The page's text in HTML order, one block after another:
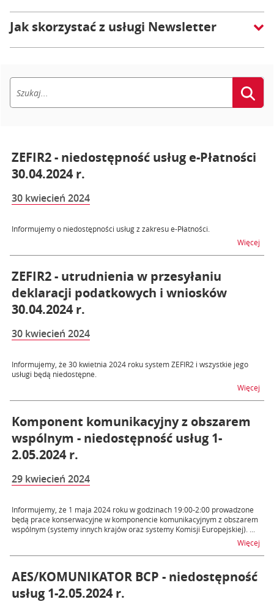
Jak skorzystać z usługi Newsletter
ZEFIR2 - niedostępność usług e-Płatności
30.04.2024 r.
30 kwiecień 2024
Informujemy o niedostępności usług z zakresu e-Płatności.
Więcej
ZEFIR2 - utrudnienia w przesyłaniu
deklaracji podatkowych i wniosków
30.04.2024 r.
30 kwiecień 2024
Informujemy, że 30 kwietnia 2024 roku system ZEFIR2 i wszystkie jego
usługi będą niedostępne.
Więcej
Komponent komunikacyjny z obszarem
wspólnym - niedostępność usług 1-
2.05.2024 r.
29 kwiecień 2024
Informujemy, że 1 maja 2024 roku w godzinach 19:00-2:00 prowadzone
będą prace konserwacyjne w komponencie komunikacyjnym z obszarem
wspólnym (systemy innych krajów oraz systemy Komisji Europejskiej). ...
Więcej
AES/KOMUNIKATOR BCP - niedostępność
usług 1-2.05.2024 r.